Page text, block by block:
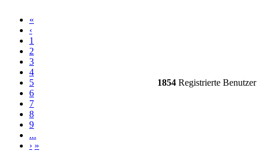
«
‹
1
2
3
4
5
6
7
8
9
...
› »
1854 Registrierte Benutzer